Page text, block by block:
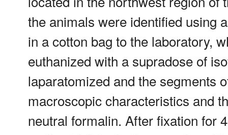
the animals were identified using
in a cotton bag to the laboratory,
euthanized with a supradose of
laparatomized and the segments
macroscopic characteristics and
neutral formalin. After fixation for